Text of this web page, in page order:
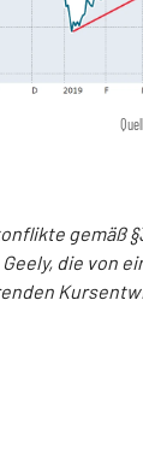
gemäß
die von